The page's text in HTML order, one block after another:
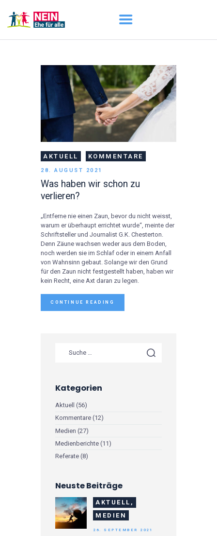
AKTUELL
DARUM GEHT ES
ÜBER UNS
DOWNLOADS
AKTUELL KOMMENTARE
28. AUGUST 2021
Was haben wir schon zu
verlieren?
„Entferne nie einen Zaun, bevor du nicht weisst,
warum er überhaupt errichtet wurde“, meinte der
Schriftsteller und Journalist G.K. Chesterton.
Denn Zäune wachsen weder aus dem Boden,
noch werden sie im Schlaf oder in einem Anfall
von Wahnsinn gebaut. Solange wir den Grund
für den Zaun nicht festgestellt haben, haben wir
kein Recht, eine Axt daran zu legen.
CONTINUE READING
Kategorien
Aktuell (56)
Kommentare (12)
Medien (27)
Medienberichte (11)
Referate (8)
Neuste Beiträge
AKTUELL,
MEDIEN
26. SEPTEMBER 2021